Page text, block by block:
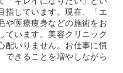
ています。
、ご自身の適性と実績次
ラクター（教育専門）」
ーケティング等）」への
人の頑張りがしっかり
指しています。現在、「エ
や医療痩身などの施術をお
ています。美容クリニック
配いりません。お仕事に慣
できることを増やしながら